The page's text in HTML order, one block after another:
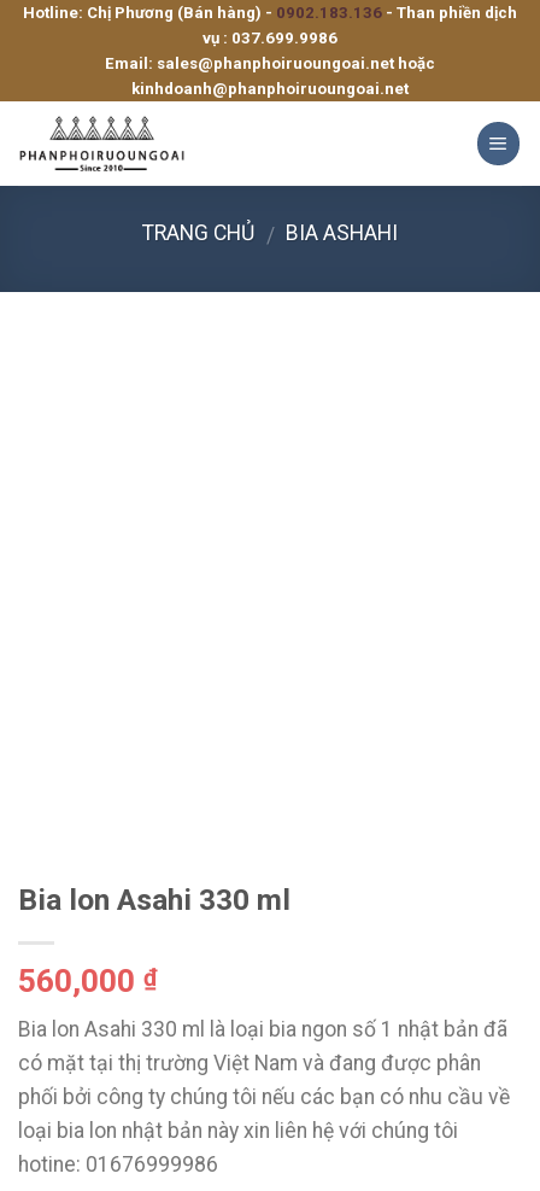
SkipHotline: Chị Phương (Bán hàng) - 0902.183.136 - Than phiền dịch
vụ : 037.699.9986
Email: sales@phanphoiruoungoai.net hoặc
kinhdoanh@phanphoiruoungoai.net
TRANG CHỦ / BIA ASHAHI
Bia lon Asahi 330 ml
560,000 ₫
Bia lon Asahi 330 ml là loại bia ngon số 1 nhật bản đã
có mặt tại thị trường Việt Nam và đang được phân
phối bởi công ty chúng tôi nếu các bạn có nhu cầu về
loại bia lon nhật bản này xin liên hệ với chúng tôi
hotine: 01676999986